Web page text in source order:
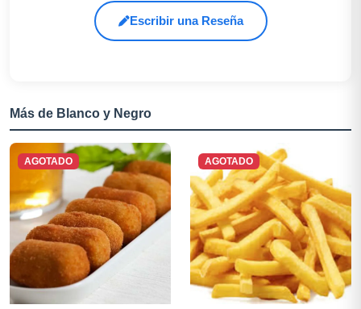
Escribir una Reseña
Más de Blanco y Negro
AGOTADO AGOTADO